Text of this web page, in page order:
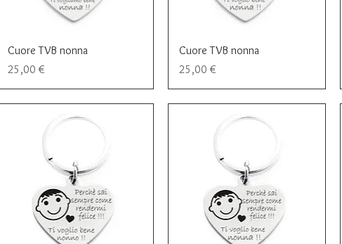
Vista rapida
Cuore TVB nonna
Prezzo
25,00 €
Vista rapida
Cuore TVB nonna
Prezzo
25,00 €